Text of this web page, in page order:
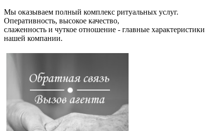
Мы оказываем полный комплекс ритуальных услуг.
Оперативность, высокое качество,
слаженность и чуткое отношение - главные характеристики
нашей компании.